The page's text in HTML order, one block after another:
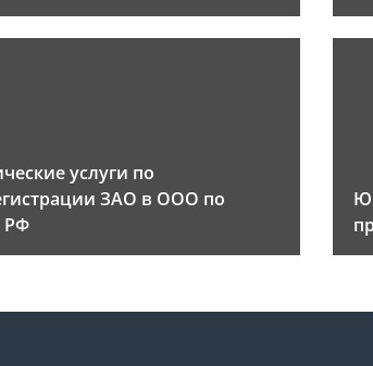
услуги по
ЗАО в ООО по
РФ